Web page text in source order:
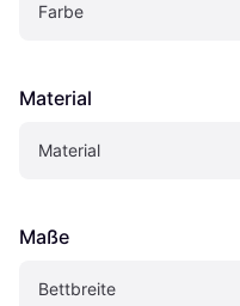
Farbe
Material
Material
Maße
Bettbreite